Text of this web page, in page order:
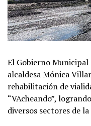
El Gobierno Municipal
alcaldesa Mónica
rehabilitación de
“VAcheando”,
diversos sectores de la